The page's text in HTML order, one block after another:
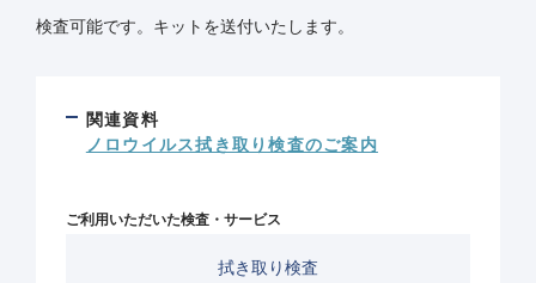
検査可能です。キットを送付いたします。
関連資料
ノロウイルス拭き取り検査のご案内
ご利用いただいた検査・サービス
拭き取り検査